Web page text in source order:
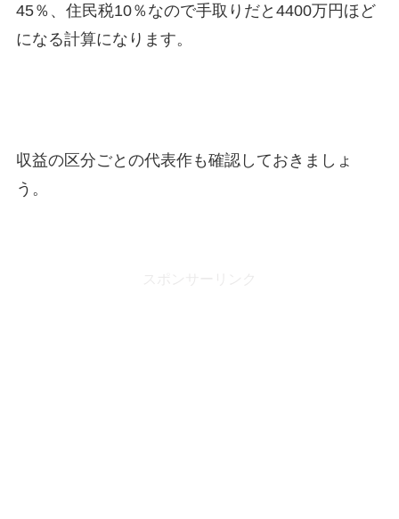
45％、住民税10％なので手取りだと4400万円ほど
になる計算になります。
収益の区分ごとの代表作も確認しておきましょ
う。